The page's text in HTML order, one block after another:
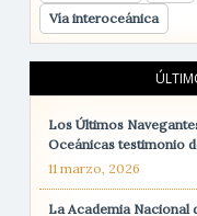
Vía interoceánica
Los Últimos
Oceánicas testimonio
11 marzo, 2026
La Academia Nacional